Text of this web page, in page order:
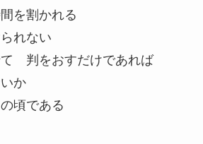
を割かれる
れない
判をおすだけであれば
か
頃である